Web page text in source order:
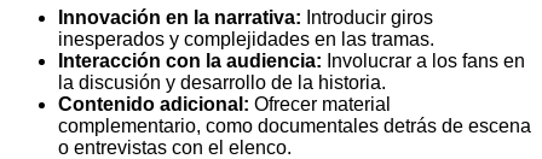
Innovación en la narrativa: Introducir giros
inesperados y complejidades en las tramas.
Interacción con la audiencia: Involucrar a los fans en
la discusión y desarrollo de la historia.
Contenido adicional: Ofrecer material
complementario, como documentales detrás de escena
o entrevistas con el elenco.